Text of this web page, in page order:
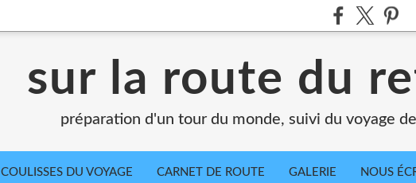
sur la route du
préparation d'un tour du monde, suivi du voyage
COULISSES DU VOYAGE CARNET DE ROUTE GALERIE NOUS